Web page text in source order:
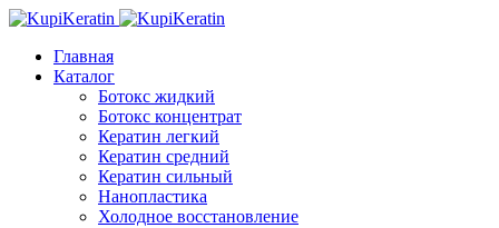
Главная
Каталог
Ботокс жидкий
Ботокс концентрат
Кератин легкий
Кератин средний
Кератин сильный
Нанопластика
Холодное восстановление